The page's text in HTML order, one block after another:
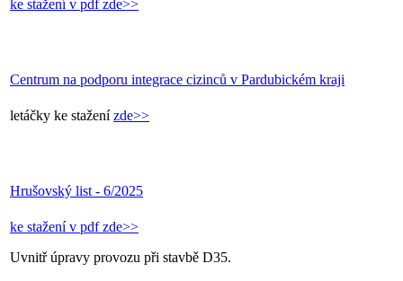
ke stažení v pdf zde>>
Centrum na podporu integrace cizinců v Pardubickém kraji
letáčky ke staženízde>>
Hrušovský list - 6/2025
ke stažení v pdf zde>>
Uvnitř úpravy provozu při stavbě D35.